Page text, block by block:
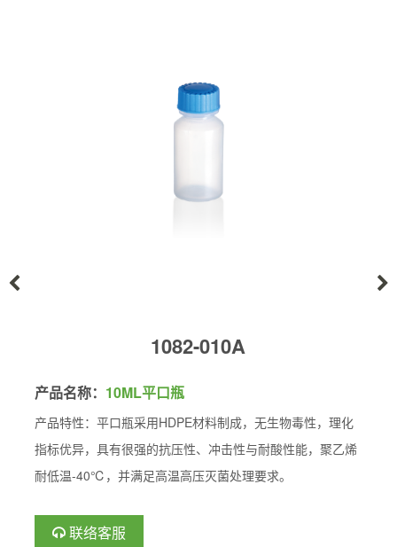
1082-010A
产品名称： 10ML平口瓶
产品特性：平口瓶采用HDPE材料制成，无生物毒性，理化
指标优异，具有很强的抗压性、冲击性与耐酸性能，聚乙烯
耐低温-40℃，并满足高温高压灭菌处理要求。
联络客服